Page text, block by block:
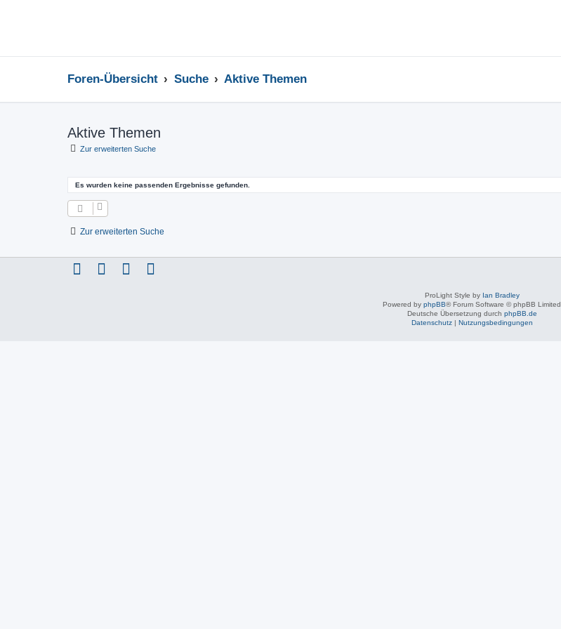
Foren-Übersicht Suche Aktive Themen
Aktive Themen
Zur erweiterten Suche
Es wurden keine passenden Ergebnisse gefunden.
Zur erweiterten Suche
ProLight Style by Ian Bradley
Powered by phpBB® Forum Software © phpBB Limited
Deutsche Übersetzung durch phpBB.de
Datenschutz| Nutzungsbedingungen